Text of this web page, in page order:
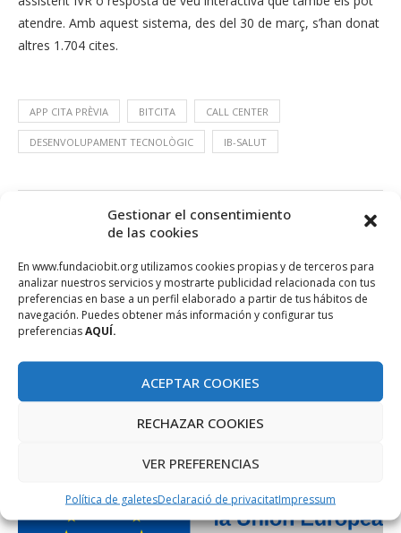
Gestionar el consentimiento
de las cookies
En www.fundaciobit.org utilizamos cookies propias y de terceros para
analizar nuestros servicios y mostrarte publicidad relacionada con tus
preferencias en base a un perfil elaborado a partir de tus hábitos de
navegación. Puedes obtener más información y configurar tus
preferenciasAQUÍ.
ACEPTAR COOKIES
RECHAZAR COOKIES
VER PREFERENCIAS
Política de galetesDeclaració de privacitatImpressum
atendre. Amb aquest sistema, des del 30 de març, s’han donat
altres 1.704 cites.
APP CITA PRÈVIA BITCITA CALL CENTER
DESENVOLUPAMENT TECNOLÒGIC IB-SALUT